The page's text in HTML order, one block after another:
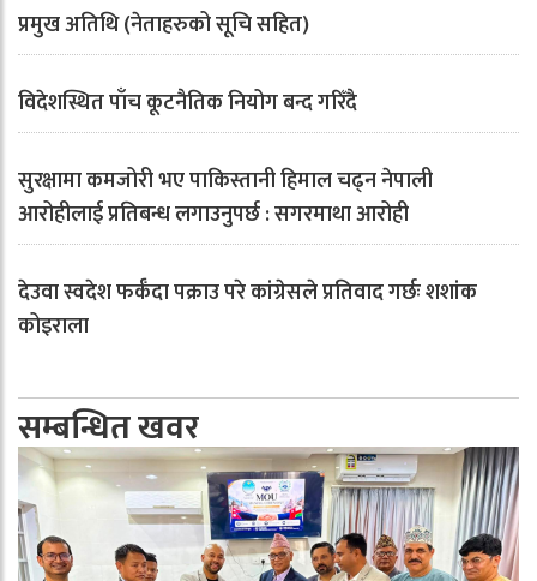
प्रमुख अतिथि (नेताहरुको सूचि सहित)
विदेशस्थित पाँच कूटनैतिक नियोग बन्द गरिँदै
सुरक्षामा कमजोरी भए पाकिस्तानी हिमाल चढ्न नेपाली
आरोहीलाई प्रतिबन्ध लगाउनुपर्छ : सगरमाथा आरोही
देउवा स्वदेश फर्कँदा पक्राउ परे कांग्रेसले प्रतिवाद गर्छः शशांक
कोइराला
सम्बन्धित खवर